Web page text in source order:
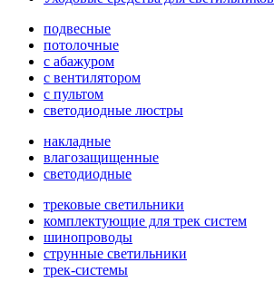
подвесные
потолочные
с абажуром
с вентилятором
с пультом
светодиодные люстры
накладные
влагозащищенные
светодиодные
трековые светильники
комплектующие для трек систем
шинопроводы
струнные светильники
трек-системы